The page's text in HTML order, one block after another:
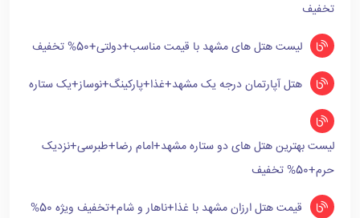
تخفیف
لیست هتل های مشهد با قیمت مناسب+دولتی+50% تخفیف
هتل آپارتمان درجه یک مشهد+غذا+پارکینگ+نوساز+یک ستاره
لیست بهترین هتل های دو ستاره مشهد+امام رضا+طبرسی+نزدیک
حرم+50% تخفیف
قیمت هتل ارزان مشهد با غذا+ناهار و شام+تخفیف ویژه 50%